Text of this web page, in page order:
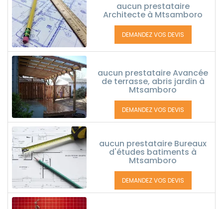
aucun prestataire
Architecte à Mtsamboro
DEMANDEZ VOS DEVIS
aucun prestataire Avancée
de terrasse, abris jardin à
Mtsamboro
DEMANDEZ VOS DEVIS
aucun prestataire Bureaux
d'études batiments à
Mtsamboro
DEMANDEZ VOS DEVIS